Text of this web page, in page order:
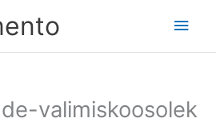
Main
valimiskoosolek